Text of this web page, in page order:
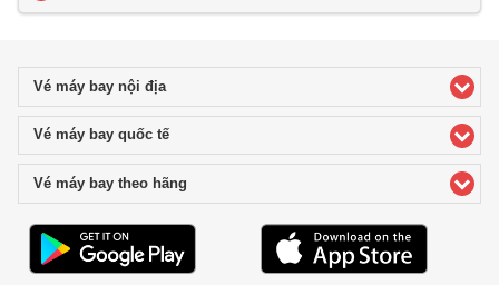
Vé máy bay nội địaclick to expand contents
Vé máy bay quốc tếclick to expand contents
Vé máy bay theo hãng